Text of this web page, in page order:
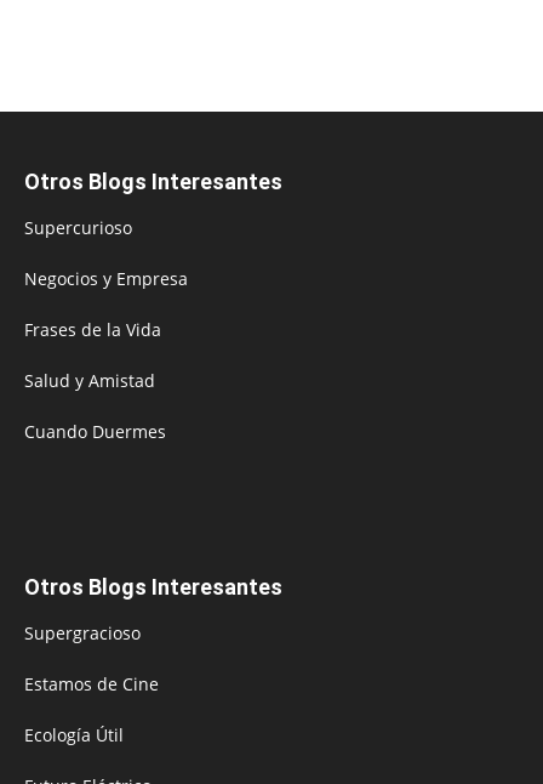
Otros Blogs Interesantes
Supercurioso
Negocios y Empresa
Frases de la Vida
Salud y Amistad
Cuando Duermes
Otros Blogs Interesantes
Supergracioso
Estamos de Cine
Ecología Útil